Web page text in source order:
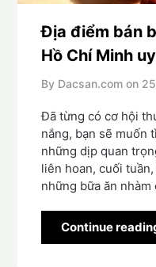
Địa điểm bán
Hồ Chí Minh
By Dacsan.com on
Đã từng có cơ hội
nắng, bạn sẽ muốn
những dịp quan
liên hoan, cuối
những bữa ăn nhàm
Continue